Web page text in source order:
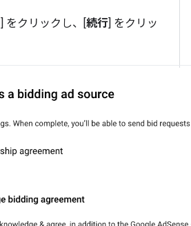
] をクリックし、[続行] をクリッ